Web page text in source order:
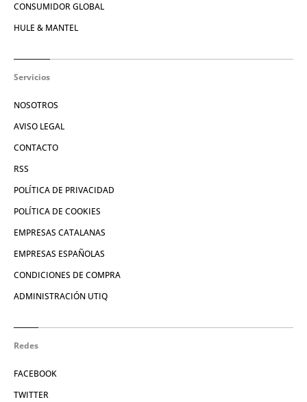
CONSUMIDOR GLOBAL
HULE & MANTEL
Servicios
NOSOTROS
AVISO LEGAL
CONTACTO
RSS
POLÍTICA DE PRIVACIDAD
POLÍTICA DE COOKIES
EMPRESAS CATALANAS
EMPRESAS ESPAÑOLAS
CONDICIONES DE COMPRA
ADMINISTRACIÓN UTIQ
Redes
FACEBOOK
TWITTER